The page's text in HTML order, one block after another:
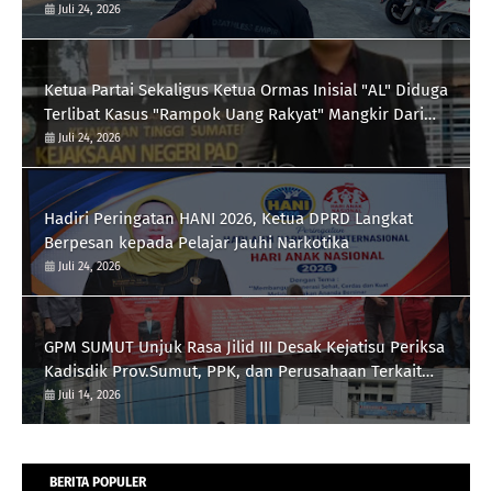
Juli 24, 2026
Ketua Partai Sekaligus Ketua Ormas Inisial "AL" Diduga
Terlibat Kasus "Rampok Uang Rakyat" Mangkir Dari
Panggilan Kejari Padangsidimpuan
Juli 24, 2026
Hadiri Peringatan HANI 2026, Ketua DPRD Langkat
Berpesan kepada Pelajar Jauhi Narkotika
Juli 24, 2026
GPM SUMUT Unjuk Rasa Jilid III Desak Kejatisu Periksa
Kadisdik Prov.Sumut, PPK, dan Perusahaan Terkait
Proyek Revitalisasi Lapangan Merdeka, Pengadaan
Meubelair dan Inisial DR dan B Pengatur Proyek
Juli 14, 2026
BERITA POPULER